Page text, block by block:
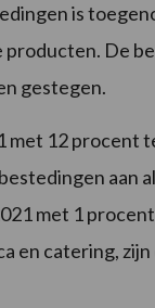
is
producten. De
gestegen.
met 12 procent
aan
met 1
en catering,